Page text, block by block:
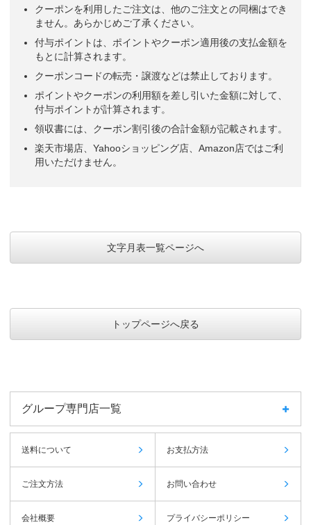
クーポンを利用したご注文は、他のご注文との同梱はでき
ません。あらかじめご了承ください。
付与ポイントは、ポイントやクーポン適用後の支払金額を
もとに計算されます。
クーポンコードの転売・譲渡などは禁止しております。
ポイントやクーポンの利用額を差し引いた金額に対して、
付与ポイントが計算されます。
領収書には、クーポン割引後の合計金額が記載されます。
楽天市場店、Yahooショッピング店、Amazon店ではご利
用いただけません。
文字月表一覧ページへ
トップページへ戻る
グループ専門店一覧
送料について お支払方法
ご注文方法 お問い合わせ
会社概要 プライバシーポリシー